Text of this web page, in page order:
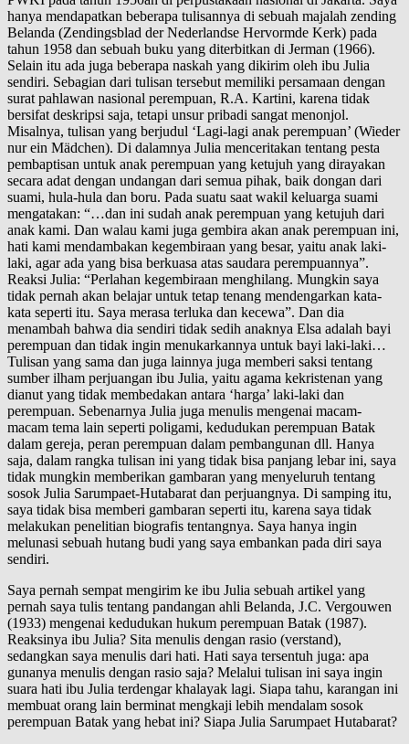
hanya mendapatkan beberapa tulisannya di sebuah majalah zending
Belanda (Zendingsblad der Nederlandse Hervormde Kerk) pada
tahun 1958 dan sebuah buku yang diterbitkan di Jerman (1966).
Selain itu ada juga beberapa naskah yang dikirim oleh ibu Julia
sendiri. Sebagian dari tulisan tersebut memiliki persamaan dengan
surat pahlawan nasional perempuan, R.A. Kartini, karena tidak
bersifat deskripsi saja, tetapi unsur pribadi sangat menonjol.
Misalnya, tulisan yang berjudul ‘Lagi-lagi anak perempuan’ (Wieder
nur ein Mädchen). Di dalamnya Julia menceritakan tentang pesta
pembaptisan untuk anak perempuan yang ketujuh yang dirayakan
secara adat dengan undangan dari semua pihak, baik dongan dari
suami, hula-hula dan boru. Pada suatu saat wakil keluarga suami
mengatakan: “…dan ini sudah anak perempuan yang ketujuh dari
anak kami. Dan walau kami juga gembira akan anak perempuan ini,
hati kami mendambakan kegembiraan yang besar, yaitu anak laki-
laki, agar ada yang bisa berkuasa atas saudara perempuannya”.
Reaksi Julia: “Perlahan kegembiraan menghilang. Mungkin saya
tidak pernah akan belajar untuk tetap tenang mendengarkan kata-
kata seperti itu. Saya merasa terluka dan kecewa”. Dan dia
menambah bahwa dia sendiri tidak sedih anaknya Elsa adalah bayi
perempuan dan tidak ingin menukarkannya untuk bayi laki-laki…
Tulisan yang sama dan juga lainnya juga memberi saksi tentang
sumber ilham perjuangan ibu Julia, yaitu agama kekristenan yang
dianut yang tidak membedakan antara ‘harga’ laki-laki dan
perempuan. Sebenarnya Julia juga menulis mengenai macam-
macam tema lain seperti poligami, kedudukan perempuan Batak
dalam gereja, peran perempuan dalam pembangunan dll. Hanya
saja, dalam rangka tulisan ini yang tidak bisa panjang lebar ini, saya
tidak mungkin memberikan gambaran yang menyeluruh tentang
sosok Julia Sarumpaet-Hutabarat dan perjuangnya. Di samping itu,
saya tidak bisa memberi gambaran seperti itu, karena saya tidak
melakukan penelitian biografis tentangnya. Saya hanya ingin
melunasi sebuah hutang budi yang saya embankan pada diri saya
sendiri.
Saya pernah sempat mengirim ke ibu Julia sebuah artikel yang
pernah saya tulis tentang pandangan ahli Belanda, J.C. Vergouwen
(1933) mengenai kedudukan hukum perempuan Batak (1987).
Reaksinya ibu Julia? Sita menulis dengan rasio (verstand),
sedangkan saya menulis dari hati. Hati saya tersentuh juga: apa
gunanya menulis dengan rasio saja? Melalui tulisan ini saya ingin
suara hati ibu Julia terdengar khalayak lagi. Siapa tahu, karangan ini
membuat orang lain berminat mengkaji lebih mendalam sosok
perempuan Batak yang hebat ini? Siapa Julia Sarumpaet Hutabarat?